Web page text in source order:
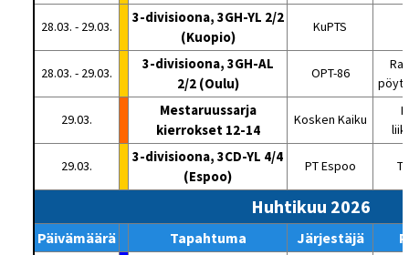
28.03. - 29.03.
3-divisioona, 3GH-YL 2/2
(Kuopio)
KuPTS
28.03. - 29.03.
3-divisioona, 3GH-AL
2/2 (Oulu)
OPT-86
29.03.
Mestaruussarja
kierrokset 12-14
Kosken Kaiku
29.03.
3-divisioona, 3CD-YL 4/4
(Espoo)
PT Espoo
Huhtikuu 2026
Päivämäärä Tapahtuma Järjestäjä